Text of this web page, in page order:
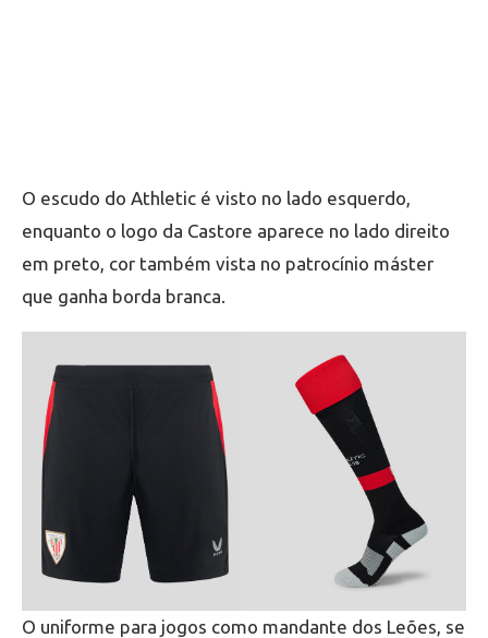
O escudo do Athletic é visto no lado esquerdo,
enquanto o logo da Castore aparece no lado direito
em preto, cor também vista no patrocínio máster
que ganha borda branca.
O uniforme para jogos como mandante dos Leões, se